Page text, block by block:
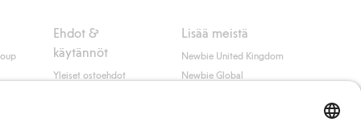
Ehdot &
käytännöt
Yleiset ostoehdot
Lisää meistä
Newbie United Kingdom
Newbie Global